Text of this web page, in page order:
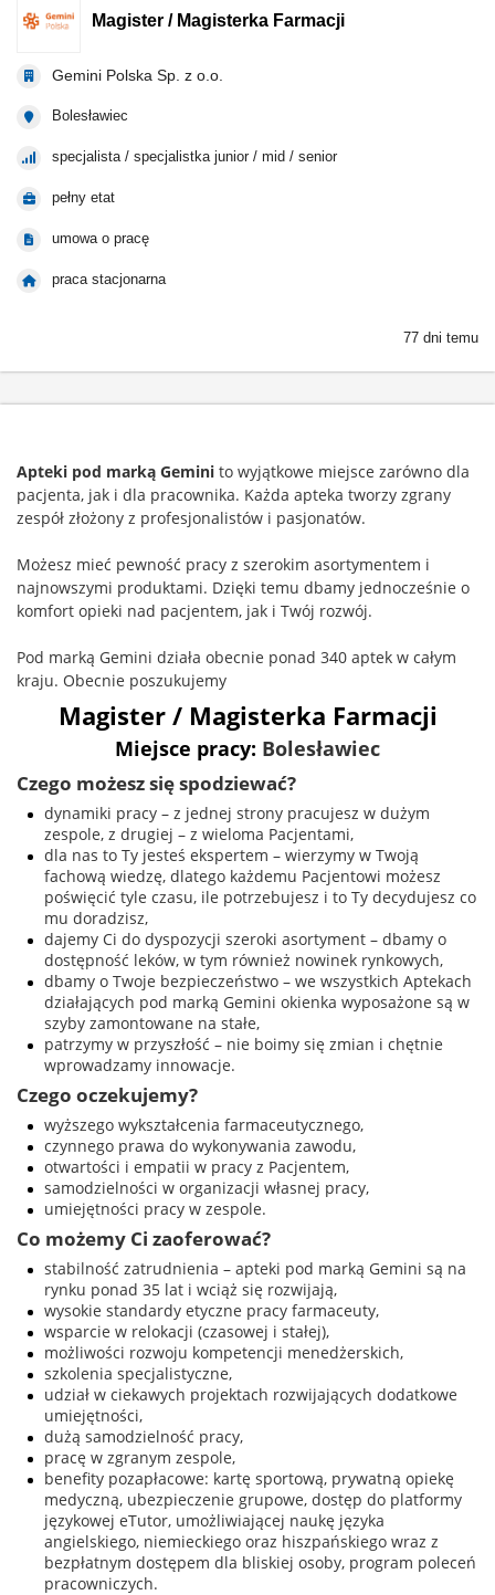
Magister / Magisterka Farmacji
Gemini Polska Sp. z o.o.
Bolesławiec
specjalista / specjalistka junior / mid / senior
pełny etat
umowa o pracę
praca stacjonarna
77 dni temu
Apteki pod marką Gemini to wyjątkowe miejsce zarówno dla
pacjenta, jak i dla pracownika. Każda apteka tworzy zgrany
zespół złożony z profesjonalistów i pasjonatów.
Możesz mieć pewność pracy z szerokim asortymentem i
najnowszymi produktami. Dzięki temu dbamy jednocześnie o
komfort opieki nad pacjentem, jak i Twój rozwój.
Pod marką Gemini działa obecnie ponad 340 aptek w całym
kraju. Obecnie poszukujemy
Magister / Magisterka Farmacji
Miejsce pracy: Bolesławiec
Czego możesz się spodziewać?
dynamiki pracy – z jednej strony pracujesz w dużym
zespole, z drugiej – z wieloma Pacjentami,
dla nas to Ty jesteś ekspertem – wierzymy w Twoją
fachową wiedzę, dlatego każdemu Pacjentowi możesz
poświęcić tyle czasu, ile potrzebujesz i to Ty decydujesz co
mu doradzisz,
dajemy Ci do dyspozycji szeroki asortyment – dbamy o
dostępność leków, w tym również nowinek rynkowych,
dbamy o Twoje bezpieczeństwo – we wszystkich Aptekach
działających pod marką Gemini okienka wyposażone są w
szyby zamontowane na stałe,
patrzymy w przyszłość – nie boimy się zmian i chętnie
wprowadzamy innowacje.
Czego oczekujemy?
wyższego wykształcenia farmaceutycznego,
czynnego prawa do wykonywania zawodu,
otwartości i empatii w pracy z Pacjentem,
samodzielności w organizacji własnej pracy,
umiejętności pracy w zespole.
Co możemy Ci zaoferować?
stabilność zatrudnienia – apteki pod marką Gemini są na
rynku ponad 35 lat i wciąż się rozwijają,
wysokie standardy etyczne pracy farmaceuty,
wsparcie w relokacji (czasowej i stałej),
możliwości rozwoju kompetencji menedżerskich,
szkolenia specjalistyczne,
udział w ciekawych projektach rozwijających dodatkowe
umiejętności,
dużą samodzielność pracy,
pracę w zgranym zespole,
benefity pozapłacowe: kartę sportową, prywatną opiekę
medyczną, ubezpieczenie grupowe, dostęp do platformy
językowej eTutor, umożliwiającej naukę języka
angielskiego, niemieckiego oraz hiszpańskiego wraz z
bezpłatnym dostępem dla bliskiej osoby, program poleceń
pracowniczych.